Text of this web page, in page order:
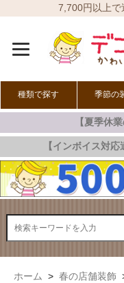
7,700円以上で
種類で探す 季節の
春の装飾
夏の装飾
秋の装飾
冬の装飾
オールシー
【夏季休
【インボイス対
ホーム > 春の店舗装飾